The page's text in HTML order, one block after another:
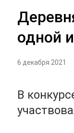
одной
6 декабря 2021
В